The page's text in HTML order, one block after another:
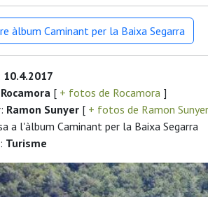
àlbum Caminant per la Baixa Segarra
10.4.2017
Rocamora [ + fotos de Rocamora ]
Ramon Sunyer [ + fotos de Ramon
a l'àlbum Caminant per la Baixa Segarra
Turisme